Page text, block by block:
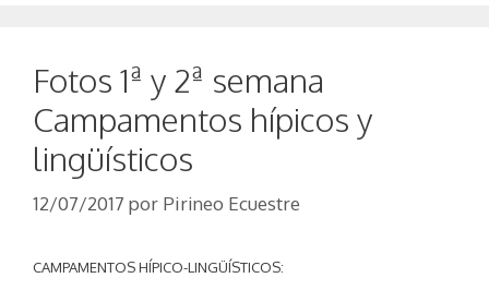
Fotos 1ª y 2ª semana
Campamentos hípicos y
lingüísticos
12/07/2017 por Pirineo Ecuestre
CAMPAMENTOS HÍPICO-LINGÜÍSTICOS: